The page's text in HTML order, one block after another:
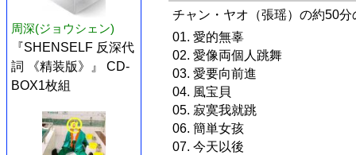
周深(ジョウシェン)
『SHENSELF 反深代
詞 《精装版》』 CD-
BOX1枚組
チャン・ヤオ（張瑶）の約50
01. 愛的無辜
02. 愛像両個人跳舞
03. 愛要向前進
04. 風宝貝
05. 寂寞我就跳
06. 簡単女孩
07. 今天以後